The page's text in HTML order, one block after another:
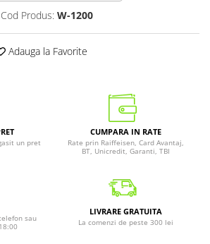
Cod Produs: W-1200
Adauga la Favorite
un pret
CUMPARA IN RATE
Rate prin Raiffeisen, Card Avantaj,
BT, Unicredit, Garanti, TBI
sau
LIVRARE GRATUITA
La comenzi de peste 300 lei